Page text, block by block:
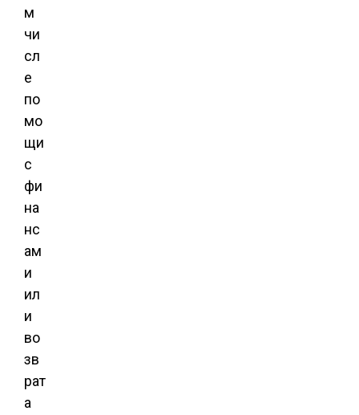
м
чи
сл
е
по
мо
щи
с
фи
на
нс
ам
и
ил
и
во
зв
рат
а